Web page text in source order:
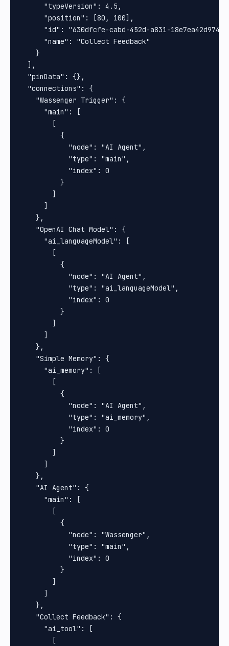
      "typeVersion": 4.5,
      "position": [80, 100],
      "id": "630dfcfe-cabd-452d-a831-18e7ea42d974",
      "name": "Collect Feedback"
    }
  ],
  "pinData": {},
  "connections": {
    "Wassenger Trigger": {
      "main": [
        [
          {
            "node": "AI Agent",
            "type": "main",
            "index": 0
          }
        ]
      ]
    },
    "OpenAI Chat Model": {
      "ai_languageModel": [
        [
          {
            "node": "AI Agent",
            "type": "ai_languageModel",
            "index": 0
          }
        ]
      ]
    },
    "Simple Memory": {
      "ai_memory": [
        [
          {
            "node": "AI Agent",
            "type": "ai_memory",
            "index": 0
          }
        ]
      ]
    },
    "AI Agent": {
      "main": [
        [
          {
            "node": "Wassenger",
            "type": "main",
            "index": 0
          }
        ]
      ]
    },
    "Collect Feedback": {
      "ai_tool": [
        [